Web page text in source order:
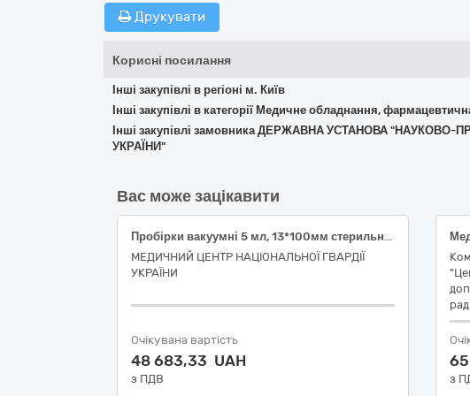
Друкувати
Корисні посилання
Інші закупівлі в регіоні м. Київ
Інші закупівлі в категорії Медичне обладнання,
Інші закупівлі замовника ДЕРЖАВНА УСТАНОВА
УКРАЇНИ"
Вас може зацікавити
Пробірки вакуумні 5 мл, 13*100мм стерильна ( НК 024:2023 41128 Пробірка вакуумна для взяття зразків крові IVD (діагностика in vitro ) з активатором згортання й гелем для розділення; НК 031:2024 W050101010201 – Збір крові, пробірки з добавками або пробірки для відділення сироватки) Пробірки вакуумні скляні 3,8 1,28 мл. стерильна ( НК 024:2023 42585 пробірка вакуумна для взяття зразків крові з цитратом натрію, IVD; НК 031:2024 W050101010201 – Збір крові, пробірки з добавками або пробірки для відділення сироватки) Пробірки вакуумні ЕДТА К3 4 мл. 13*75 мл ( НК 024:2023 47588 Пробірка вакуумна для відбирання зразків крові IVD (діагностика in vitro ) з K3ЕДТА); НК 031:2024 W050101010201 – Збір крові, пробірки з добавками або пробірки для відділення сироватки)
МЕДИЧНИЙ ЦЕНТР НАЦІОНАЛЬНОЇ ГВАРДІЇ
УКРАЇНИ
Очікувана вартість
48 683,33 UAH
з ПДВ з